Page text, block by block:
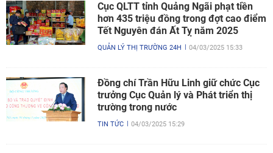
Cục QLTT tỉnh Quảng Ngãi phạt tiền
hơn 435 triệu đồng trong đợt cao điểm
Tết Nguyên đán Ất Tỵ năm 2025
QUẢN LÝ THỊ TRƯỜNG 24H 04/03/2025 15:33
Đồng chí Trần Hữu Linh giữ chức Cục
trưởng Cục Quản lý và Phát triển thị
trường trong nước
TIN TỨC 04/03/2025 15:29